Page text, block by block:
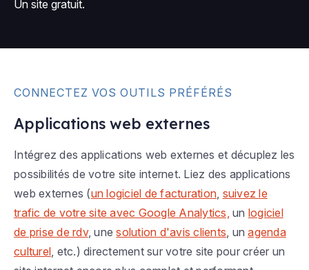
Un site gratuit.
CONNECTEZ VOS OUTILS PRÉFÉRÉS
Applications web externes
Intégrez des applications web externes et décuplez les
possibilités de votre site internet. Liez des applications
web externes (un logiciel de facturation, suivez le
trafic de votre site avec Google Analytics, un logiciel
de prise de rdv, unesolution d'avis clients, unagenda
culturel, etc.) directement sur votre site pour créer un